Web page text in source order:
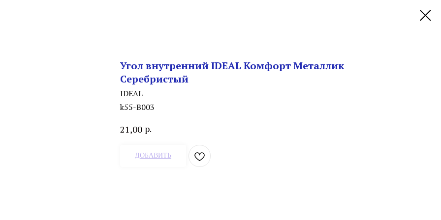
Угол внутренний IDEAL Комфорт Металлик
Серебристый
IDEAL
k55-В003
21,00 р.
ДОБАВИТЬ